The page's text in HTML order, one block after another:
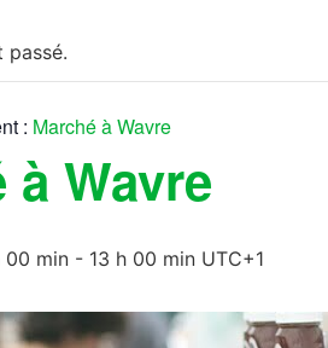
passé.
: Marché à Wavre
à Wavre
min - 13 h 00 min UTC+1